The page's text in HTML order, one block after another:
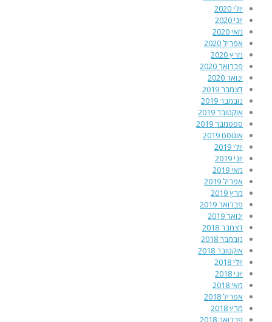
יולי 2020
יוני 2020
מאי 2020
אפריל 2020
מרץ 2020
פברואר 2020
ינואר 2020
דצמבר 2019
נובמבר 2019
אוקטובר 2019
ספטמבר 2019
אוגוסט 2019
יולי 2019
יוני 2019
מאי 2019
אפריל 2019
מרץ 2019
פברואר 2019
ינואר 2019
דצמבר 2018
נובמבר 2018
אוקטובר 2018
יולי 2018
יוני 2018
מאי 2018
אפריל 2018
מרץ 2018
פברואר 2018